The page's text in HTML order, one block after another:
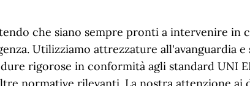
che siano sempre pronti a intervenire in
Utilizziamo attrezzature all'avanguardia e
rigorose in conformità agli standard UNI
normative rilevanti. La nostra attenzione ai